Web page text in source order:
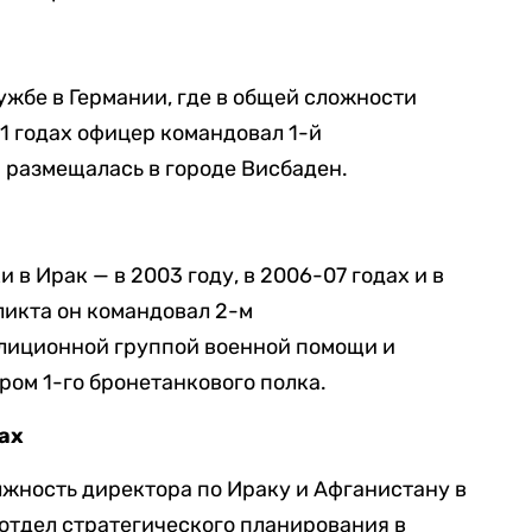
в Германии, где в общей сложности
годах офицер командовал 1-й
в городе Висбаден.
в Ирак — в 2003 году, в 2006-07 годах и в
он командовал 2-м
группой военной помощи и
1-го бронетанкового полка.
директора по Ираку и Афганистану в
стратегического планирования в